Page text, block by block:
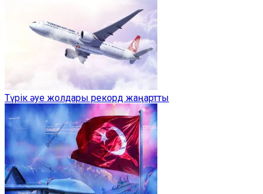
Түрік әуе жолдары рекорд жаңартты